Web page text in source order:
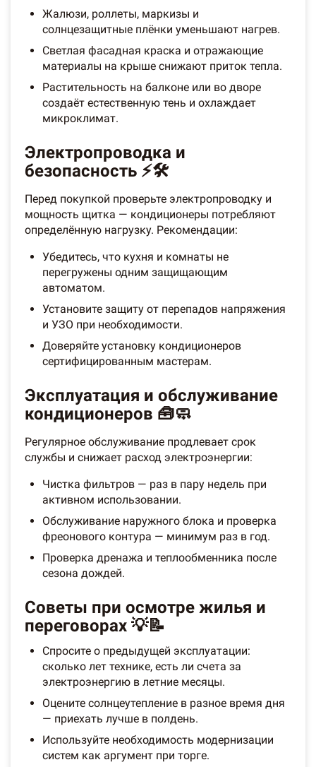
Жалюзи, роллеты, маркизы и
солнцезащитные плёнки уменьшают нагрев.
Светлая фасадная краска и отражающие
материалы на крыше снижают приток тепла.
Растительность на балконе или во дворе
создаёт естественную тень и охлаждает
микроклимат.
Электропроводка и
безопасность ⚡🛠️
Перед покупкой проверьте электропроводку и
мощность щитка — кондиционеры потребляют
определённую нагрузку. Рекомендации:
Убедитесь, что кухня и комнаты не
перегружены одним защищающим
автоматом.
Установите защиту от перепадов напряжения
и УЗО при необходимости.
Доверяйте установку кондиционеров
сертифицированным мастерам.
Эксплуатация и обслуживание
кондиционеров 🧰🧼
Регулярное обслуживание продлевает срок
службы и снижает расход электроэнергии:
Чистка фильтров — раз в пару недель при
активном использовании.
Обслуживание наружного блока и проверка
фреонового контура — минимум раз в год.
Проверка дренажа и теплообменника после
сезона дождей.
Советы при осмотре жилья и
переговорах 💡📝
Спросите о предыдущей эксплуатации:
сколько лет технике, есть ли счета за
электроэнергию в летние месяцы.
Оцените солнцеутепление в разное время дня
— приехать лучше в полдень.
Используйте необходимость модернизации
систем как аргумент при торге.